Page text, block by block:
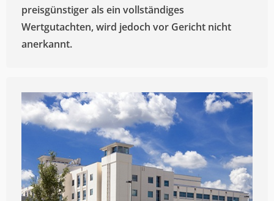
preisgünstiger als ein vollständiges
Wertgutachten, wird jedoch vor Gericht nicht
anerkannt.